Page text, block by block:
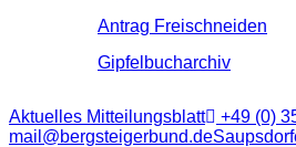
Antrag Freischneiden
Gipfelbucharchiv
Aktuelles Mitteilungsblatt
+49 (0)
mail@bergsteigerbund.de